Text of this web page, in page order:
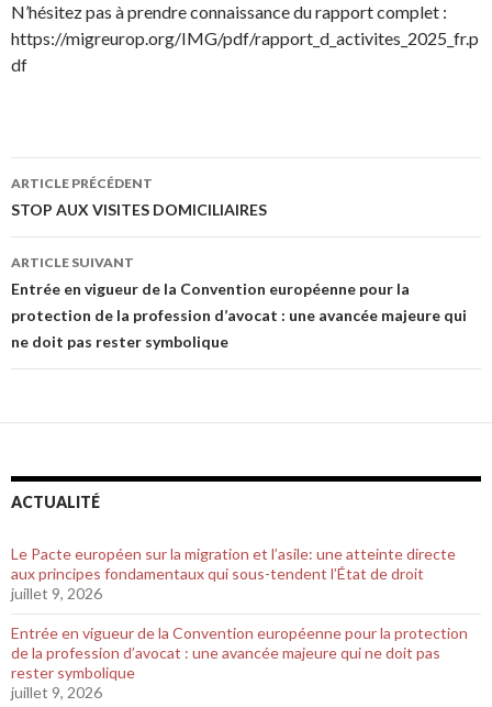
N’hésitez pas à prendre connaissance du rapport complet :
https://migreurop.org/IMG/pdf/rapport_d_activites_2025_fr.p
df
Navigation de l’article
ARTICLE PRÉCÉDENT
STOP AUX VISITES DOMICILIAIRES
ARTICLE SUIVANT
Entrée en vigueur de la Convention européenne pour la
protection de la profession d’avocat : une avancée majeure qui
ne doit pas rester symbolique
ACTUALITÉ
Le Pacte européen sur la migration et l’asile: une atteinte directe
aux principes fondamentaux qui sous-tendent l’État de droit
juillet 9, 2026
Entrée en vigueur de la Convention européenne pour la protection
de la profession d’avocat : une avancée majeure qui ne doit pas
rester symbolique
juillet 9, 2026